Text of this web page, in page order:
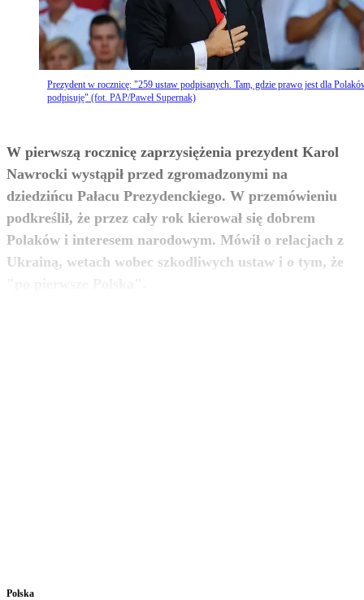
Prezydent w rocznicę: "259 ustaw podpisanych. Tam, gdzie prawo jest dla
podpisuję" (fot. PAP/Paweł Supernak)
W pierwszą rocznicę zaprzysiężenia prezydent Karol
Nawrocki wystąpił przed zgromadzonymi na
dziedzińcu Pałacu Prezydenckiego. W przemówieniu
podkreślił, że przez cały rok kierował się dobrem
Polaków i interesem narodowym. Mówił o relacjach z
Ukrainą, wetach wobec szkodliwych ustaw i o tym, że
zobacz więcej
Polska